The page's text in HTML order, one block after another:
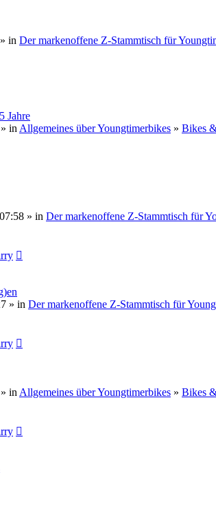
in Der markenoffene Z-Stammtisch für
Jahre
in Allgemeines über Youngtimerbikes » Bikes
» in Der markenoffene Z-Stammtisch für
» in Der markenoffene Z-Stammtisch für
in Allgemeines über Youngtimerbikes » Bikes